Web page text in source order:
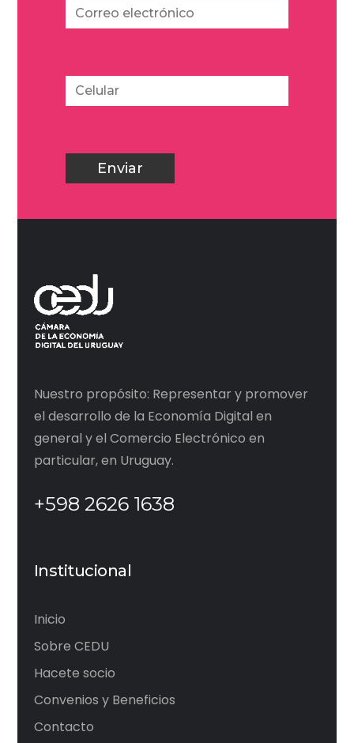
Nuestro propósito: Representar y promover
el desarrollo de la Economía Digital en
general y el Comercio Electrónico en
particular, en Uruguay.
+598 2626 1638
Institucional
Inicio
Sobre CEDU
Hacete socio
Convenios y Beneficios
Contacto